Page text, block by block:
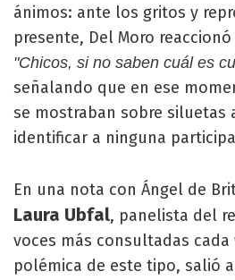
ánimos: ante los gritos y
presente, Del Moro
"Chicos, si no saben cuál es
señalando que en ese
se mostraban sobre siluetas
identificar a ninguna
En una nota con Ángel de
Laura Ubfal, panelista del
voces más consultadas
polémica de este tipo, salió